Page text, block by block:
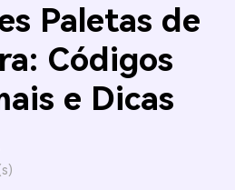
Paletas de
Códigos
e Dicas